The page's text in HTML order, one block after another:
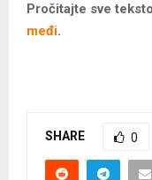
Pročitajte sve
međi.
SHARE 0